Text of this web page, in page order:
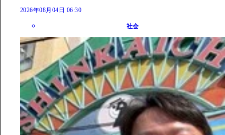
2026年08月04日 06:30
社会